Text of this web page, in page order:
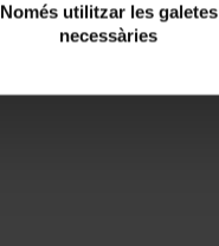
Només utilitzar les galetes
necessàries